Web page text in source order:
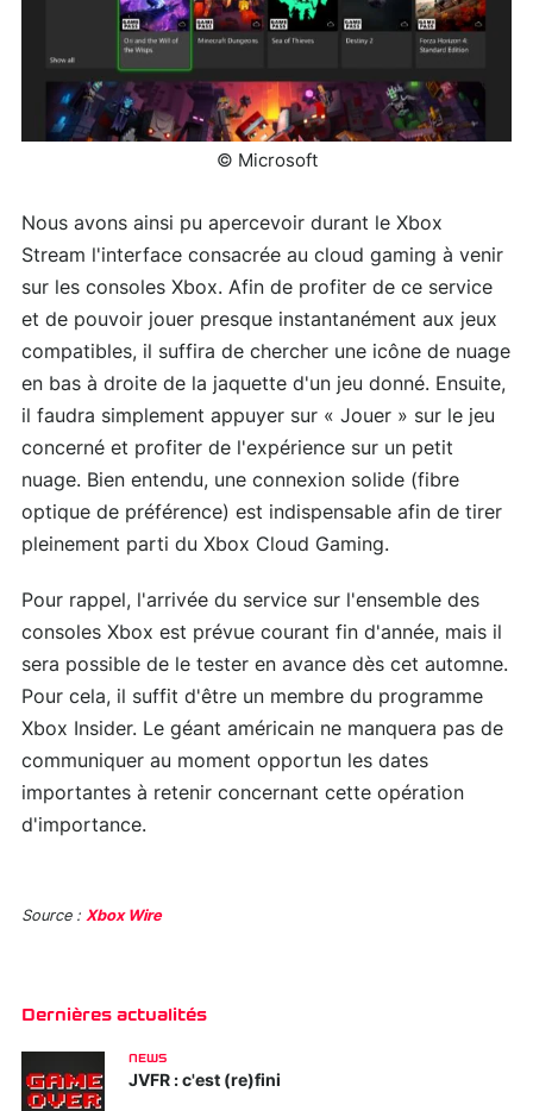
© Microsoft
Nous avons ainsi pu apercevoir durant le Xbox
Stream l'interface consacrée au cloud gaming à venir
sur les consoles Xbox. Afin de profiter de ce service
et de pouvoir jouer presque instantanément aux jeux
compatibles, il suffira de chercher une icône de nuage
en bas à droite de la jaquette d'un jeu donné. Ensuite,
il faudra simplement appuyer sur « Jouer » sur le jeu
concerné et profiter de l'expérience sur un petit
nuage. Bien entendu, une connexion solide (fibre
optique de préférence) est indispensable afin de tirer
pleinement parti du Xbox Cloud Gaming.
Pour rappel, l'arrivée du service sur l'ensemble des
consoles Xbox est prévue courant fin d'année, mais il
sera possible de le tester en avance dès cet automne.
Pour cela, il suffit d'être un membre du programme
Xbox Insider. Le géant américain ne manquera pas de
communiquer au moment opportun les dates
importantes à retenir concernant cette opération
d'importance.
Source : Xbox Wire
Dernières actualités
NEWS
JVFR : c'est (re)fini